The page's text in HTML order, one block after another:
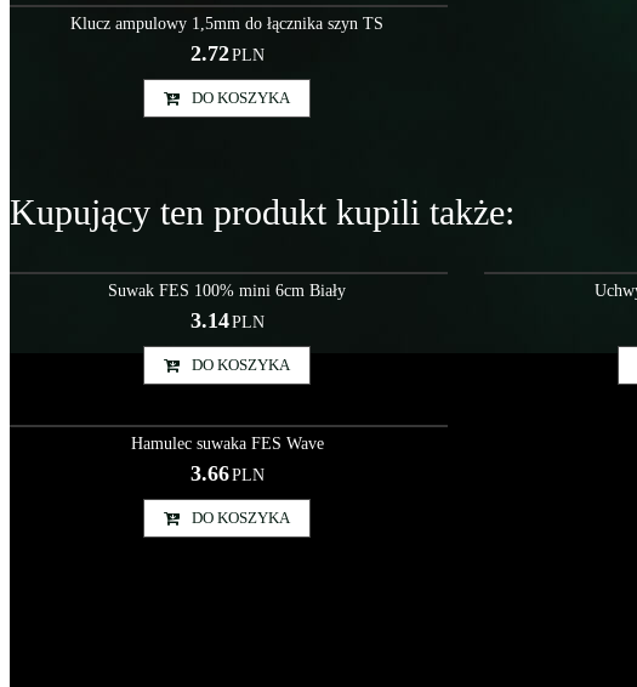
Klucz ampulowy 1,5mm do łącznika szyn TS
2.72PLN
DO KOSZYKA
Kupujący ten produkt kupili także:
Suwak FES 100% mini 6cm Biały
3.14PLN
DO KOSZYKA
Hamulec suwaka FES Wave
3.66PLN
DO KOSZYKA